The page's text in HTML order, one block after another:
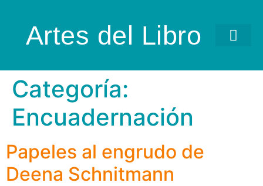
Artes del Libro
Categoría:
Encuadernación
Papeles al engrudo de
Deena Schnitmann